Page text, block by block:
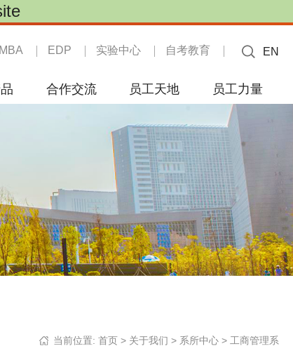
EN
MBA EDP 实验中心 自考教育
合作交流 员工天地 员工力量
当前位置: 首页 > 关于我们 > 系所中心 > 工商管理系